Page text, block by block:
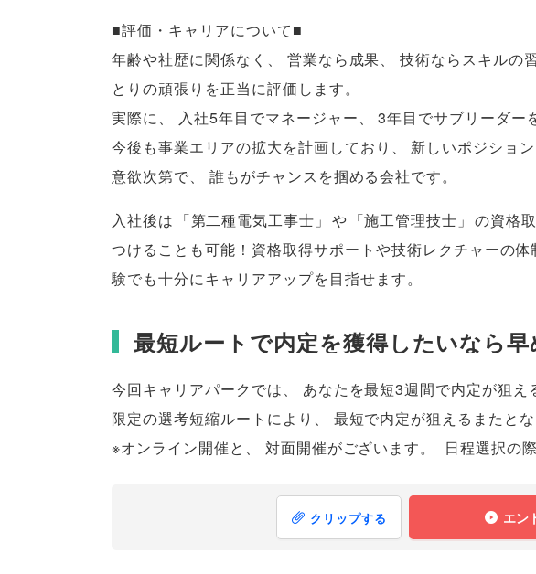
■評価・キャリアについて■
年齢や社歴に関係なく 、 営業なら成果、 技術ならスキルの
とりの頑張りを正当に評価します。
実際に、 入社5年目でマネージャー、 3年目でサブリーダー
今後も事業エリアの拡大を計画しており 、 新しいポジショ
意欲次第で、 誰もがチャンスを掴める会社です。
入社後は 「第二種電気工事士 」 や 「施工管理技士 」 の資格
つけることも可能！資格取得サポートや技術レクチャーの
験でも十分にキャリアアップを目指せます。
最短ルートで内定を獲得したいなら早
今回キャリアパークでは、 あなたを最短3週間で内定が狙え
限定の選考短縮ルートにより 、 最短で内定が狙えるまたと
※オンライン開催と 、 対面開催がございます。 日程選択の
クリップする エン